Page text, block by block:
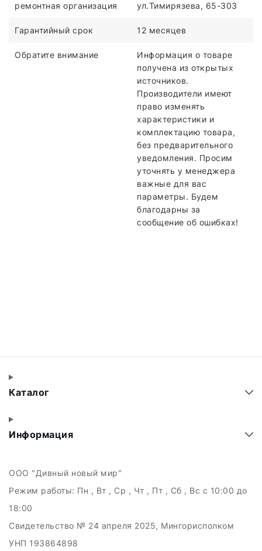
ремонтная организация
ул.Тимирязева, 65-303
Гарантийный срок 12 месяцев
Обратите внимание
Информация о товаре
получена из открытых
источников.
Производители имеют
право изменять
характеристики и
комплектацию товара,
без предварительного
уведомления. Просим
уточнять у менеджера
важные для вас
параметры. Будем
благодарны за
сообщение об ошибках!
Каталог
Информация
ООО "Дивный новый мир"
Режим работы: Пн , Вт , Ср , Чт , Пт , Сб , Вс c 10:00 до
18:00
Свидетельство № 24 апреля 2025, Мингорисполком
УНП 193864898